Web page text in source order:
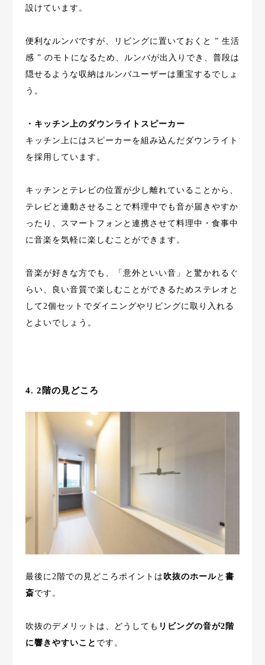
設けています。
便利なルンバですが、リビングに置いておくと ” 生活
感 ” のモトになるため、ルンバが出入りでき、普段は
隠せるような収納はルンバユーザーは重宝するでしょ
う。
・キッチン上のダウンライトスピーカー
キッチン上にはスピーカーを組み込んだダウンライト
を採用しています。
キッチンとテレビの位置が少し離れていることから、
テレビと連動させることで料理中でも音が届きやすか
ったり、スマートフォンと連携させて料理中・食事中
に音楽を気軽に楽しむことができます。
音楽が好きな方でも、「意外といい音」と驚かれるぐ
らい、良い音質で楽しむことができるためステレオと
して2個セットでダイニングやリビングに取り入れる
とよいでしょう。
4. 2階の見どころ
最後に2階での見どころポイントは 吹抜のホールと 書
斎です。
吹抜のデメリットは、どうしても リビングの音が2階
に響きやすいこと です。